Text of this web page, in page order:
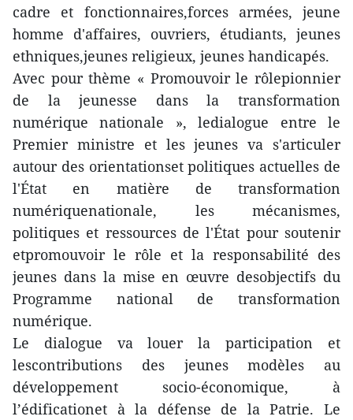
cadre et fonctionnaires,forces armées, jeune
homme d'affaires, ouvriers, étudiants, jeunes
ethniques,jeunes religieux, jeunes handicapés.
Avec pour thème « Promouvoir le rôlepionnier
de la jeunesse dans la transformation
numérique nationale », ledialogue entre le
Premier ministre et les jeunes va s'articuler
autour des orientationset politiques actuelles de
l'État en matière de transformation
numériquenationale, les mécanismes,
politiques et ressources de l'État pour soutenir
etpromouvoir le rôle et la responsabilité des
jeunes dans la mise en œuvre desobjectifs du
Programme national de transformation
numérique.
Le dialogue va louer la participation et
lescontributions des jeunes modèles au
développement socio-économique, à
l’édificationet à la défense de la Patrie. Le